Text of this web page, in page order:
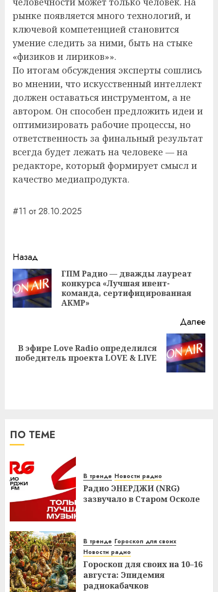
рынке появляется много технологий, и
ключевой компетенцией становится
умение следить за ними, быть на стыке
«физиков и лириков»».
По итогам обсуждения эксперты сошлись
во мнении, что искусственный интеллект
должен оставаться инструментом, а не
автором. Он способен предложить идеи и
оптимизировать рабочие процессы, но
ответственность за финальный результат
всегда будет лежать на человеке — на
редакторе, который формирует смысл и
качество медиапродукта.
#11 от 28.10.2025
Навигация
записи
Назад
ГПМ Радио — дважды лауреат
конкурса «Лучшая ивент-
команда, сертифицированная
АКМР»
Далее
Следующая
запись:
В эфире Love Radio определился
победитель проекта LOVE & LIVE
ПО ТЕМЕ
В тренде Новости радио
Радио ЭНЕРДЖИ (NRG)
зазвучало в Старом Осколе
В тренде Гороскоп для своих
Новости радио
Гороскоп для своих на 10–16
августа: Эпидемия
радиокабачков